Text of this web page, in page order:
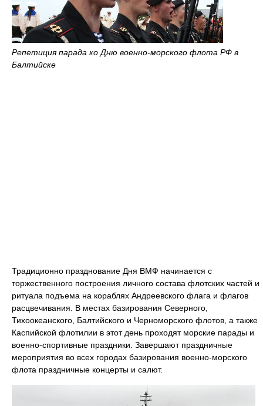
Репетиция парада ко Дню военно-морского флота РФ в
Балтийске
Традиционно празднование Дня ВМФ начинается с
торжественного построения личного состава флотских частей и
ритуала подъема на кораблях Андреевского флага и флагов
расцвечивания. В местах базирования Северного,
Тихоокеанского, Балтийского и Черноморского флотов, а также
Каспийской флотилии в этот день проходят морские парады и
военно-спортивные праздники. Завершают праздничные
мероприятия во всех городах базирования военно-морского
флота праздничные концерты и салют.